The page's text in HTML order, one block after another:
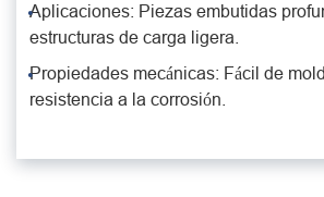
Aplicaciones: Piezas embutidas
estructuras de carga ligera.
Propiedades mecánicas: Fácil de
resistencia a la corrosión.